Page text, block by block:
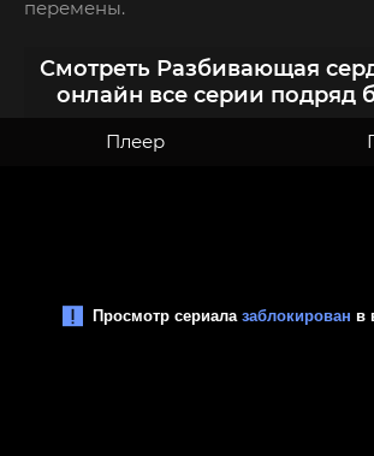
перемены.
Смотреть Разбивающая
онлайн все серии подряд
Плеер